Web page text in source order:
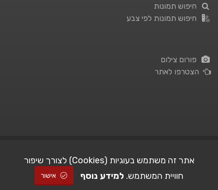
חיפוש תמונות
חיפוש תמונות לפי צבע
פורום צילום
הצטרפו לאתר
© All Rights Reserved | STUDIO101| Picshare.co.il - כל הזכויות שמורות
אתר זה משתמש בעוגיות (Cookies) לצורך שיפור
חוויית המשתמש. למידע נוסף